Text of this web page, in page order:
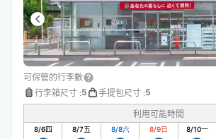
可保管的行李數
行李箱尺寸 :5 手提包尺寸 :5
利用可能時間
8/6四 8/7五 8/8六 8/9日 8/10一